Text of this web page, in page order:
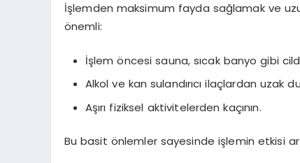
İşlemden maksimum fayda sağlamak ve
önemli:
İşlem öncesi sauna, sıcak banyo gibi
Alkol ve kan sulandırıcı ilaçlardan uzak
Aşırı fiziksel aktivitelerden kaçının.
Bu basit önlemler sayesinde işlemin etkisi